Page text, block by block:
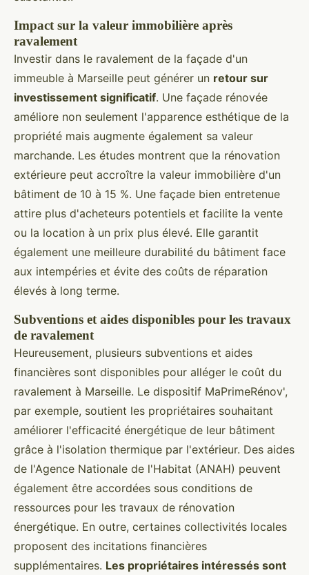
Impact sur la valeur immobilière après
ravalement
Investir dans le ravalement de la façade d'un
immeuble à Marseille peut générer un retour sur
investissement significatif. Une façade rénovée
améliore non seulement l'apparence esthétique de la
propriété mais augmente également sa valeur
marchande. Les études montrent que la rénovation
extérieure peut accroître la valeur immobilière d'un
bâtiment de 10 à 15 %. Une façade bien entretenue
attire plus d'acheteurs potentiels et facilite la vente
ou la location à un prix plus élevé. Elle garantit
également une meilleure durabilité du bâtiment face
aux intempéries et évite des coûts de réparation
élevés à long terme.
Subventions et aides disponibles pour les travaux
de ravalement
Heureusement, plusieurs subventions et aides
financières sont disponibles pour alléger le coût du
ravalement à Marseille. Le dispositif MaPrimeRénov',
par exemple, soutient les propriétaires souhaitant
améliorer l'efficacité énergétique de leur bâtiment
grâce à l'isolation thermique par l'extérieur. Des aides
de l'Agence Nationale de l'Habitat (ANAH) peuvent
également être accordées sous conditions de
ressources pour les travaux de rénovation
énergétique. En outre, certaines collectivités locales
proposent des incitations financières
supplémentaires. Les propriétaires intéressés sont